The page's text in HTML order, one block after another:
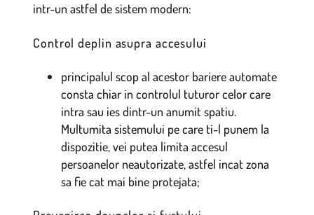
intr-un astfel de sistem modern:
Control deplin asupra accesului
principalul scop al acestor bariere automate
consta chiar in controlul tuturor celor care
intra sau ies dintr-un anumit spatiu.
Multumita sistemului pe care ti-l punem la
dispozitie, vei putea limita accesul
persoanelor neautorizate, astfel incat zona
sa fie cat mai bine protejata;